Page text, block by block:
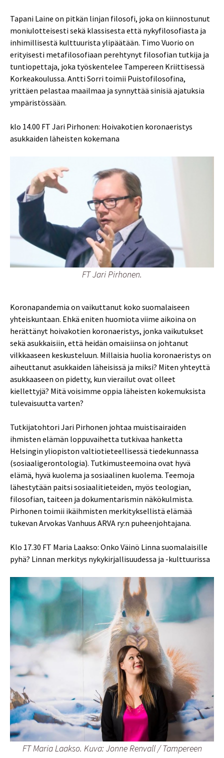
Tapani Laine on pitkän linjan filosofi, joka on kiinnostunut
moniulotteisesti sekä klassisesta että nykyfilosofiasta ja
inhimillisestä kulttuurista ylipäätään. Timo Vuorio on
erityisesti metafilosofiaan perehtynyt filosofian tutkija ja
tuntiopettaja, joka työskentelee Tampereen Kriittisessä
Korkeakoulussa. Antti Sorri toimii Puistofilosofina,
yrittäen pelastaa maailmaa ja synnyttää sinisiä ajatuksia
ympäristössään.
klo 14.00 FT Jari Pirhonen: Hoivakotien koronaeristys
asukkaiden läheisten kokemana
FT Jari Pirhonen.
Koronapandemia on vaikuttanut koko suomalaiseen
yhteiskuntaan. Ehkä eniten huomiota viime aikoina on
herättänyt hoivakotien koronaeristys, jonka vaikutukset
sekä asukkaisiin, että heidän omaisiinsa on johtanut
vilkkaaseen keskusteluun. Millaisia huolia koronaeristys on
aiheuttanut asukkaiden läheisissä ja miksi? Miten yhteyttä
asukkaaseen on pidetty, kun vierailut ovat olleet
kiellettyjä? Mitä voisimme oppia läheisten kokemuksista
tulevaisuutta varten?
Tutkijatohtori Jari Pirhonen johtaa muistisairaiden
ihmisten elämän loppuvaihetta tutkivaa hanketta
Helsingin yliopiston valtiotieteellisessä tiedekunnassa
(sosiaaligerontologia). Tutkimusteemoina ovat hyvä
elämä, hyvä kuolema ja sosiaalinen kuolema. Teemoja
lähestytään paitsi sosiaalitieteiden, myös teologian,
filosofian, taiteen ja dokumentarismin näkökulmista.
Pirhonen toimii ikäihmisten merkityksellistä elämää
tukevan Arvokas Vanhuus ARVA ry:n puheenjohtajana.
Klo 17.30 FT Maria Laakso: Onko Väinö Linna suomalaisille
pyhä? Linnan merkitys nykykirjallisuudessa ja -kulttuurissa
FT Maria Laakso. Kuva: Jonne Renvall / Tampereen